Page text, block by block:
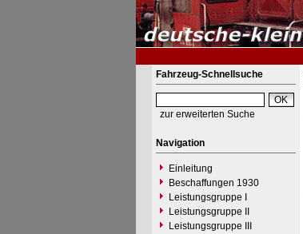
Fahrzeug-Schnellsuche
zur erweiterten Suche
Navigation
Einleitung
Beschaffungen 1930
Leistungsgruppe I
Leistungsgruppe II
Leistungsgruppe III